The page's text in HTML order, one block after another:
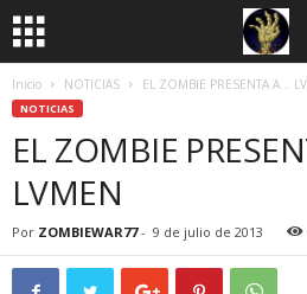
Inicio NOTICIAS EL ZOMBIE PRESENTA A…
NOTICIAS
EL ZOMBIE
LVMEN
Por ZOMBIEWAR77- 9 de julio de 2013